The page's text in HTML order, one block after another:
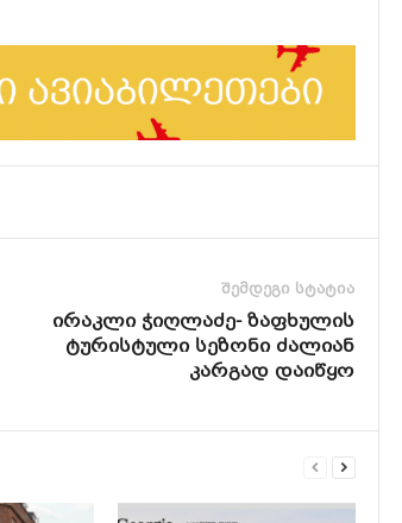
შემდეგი სტატია
ირაკლი ჭიღლაძე- ზაფხულის
ტურისტული სეზონი ძალიან
კარგად დაიწყო